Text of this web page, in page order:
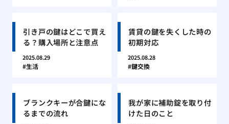
引き戸の鍵はどこで買え
る？購入場所と注意点
2025.08.29
生活
賃貸の鍵を失くした時の
初期対応
2025.08.28
鍵交換
ブランクキーが合鍵にな
るまでの流れ
我が家に補助錠を取り付
けた日のこと